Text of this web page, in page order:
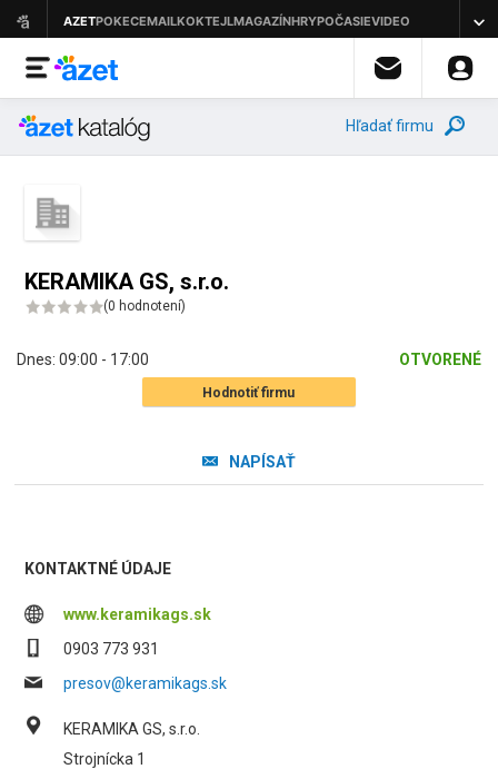
Hľadať firmu
KERAMIKA GS, s.r.o.
(0 hodnotení)
Dnes: 09:00 - 17:00 OTVORENÉ
Hodnotiť firmu
NAPÍSAŤ
KONTAKTNÉ ÚDAJE
www.keramikags.sk
0903 773 931
presov@keramikags.sk
KERAMIKA GS, s.r.o.
Strojnícka 1